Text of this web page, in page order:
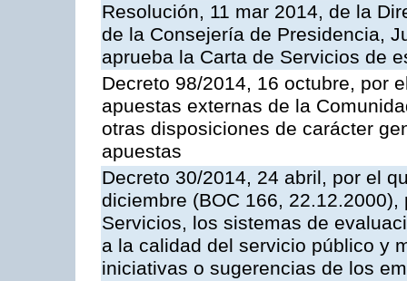
Resolución, 11 mar 2014, de la
de la Consejería de Presidencia,
aprueba la Carta de Servicios de
Decreto 98/2014, 16 octubre, por
apuestas externas de la
otras disposiciones de carácter
apuestas
Decreto 30/2014, 24 abril, por el
diciembre (BOC 166,
Servicios, los sistemas de
a la calidad del servicio público y
iniciativas o sugerencias de los